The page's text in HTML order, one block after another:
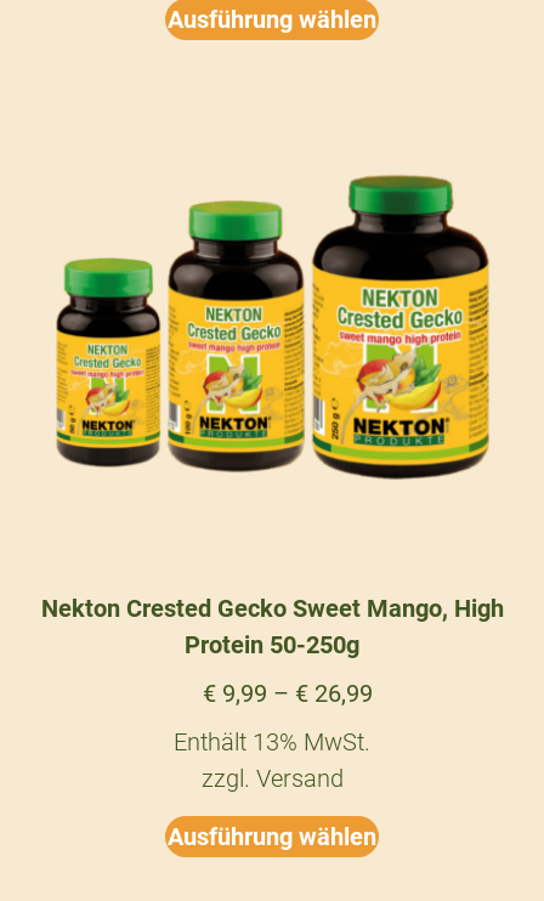
Ausführung wählen
Nekton Crested Gecko Sweet Mango, High
Protein 50-250g
€9,99 – €26,99
Enthält 13% MwSt.
zzgl. Versand
Ausführung wählen